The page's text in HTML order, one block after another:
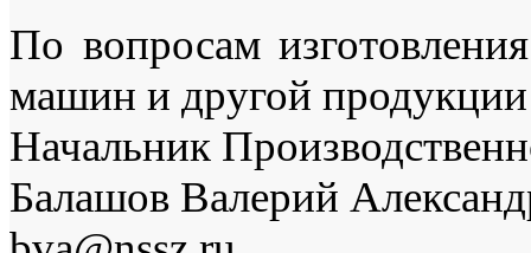
По вопросам
машин и другой
Начальник
Балашов Валерий